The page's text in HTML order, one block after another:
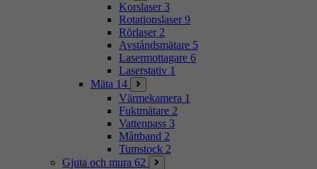
Korslaser 3
Rotationslaser 9
Rörlaser 2
Avståndsmätare 5
Lasermottagare 6
Laserstativ 1
Mäta 14
Värmekamera 1
Fuktmätare 2
Vattenpass 3
Måttband 2
Tumstock 2
Gjuta och mura 62